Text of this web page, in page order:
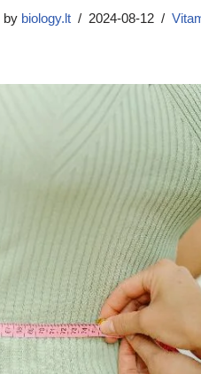
by biology.lt 2024-08-12